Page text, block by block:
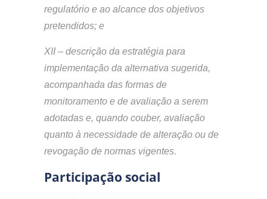
regulatório e ao alcance dos objetivos
pretendidos; e
XII – descrição da estratégia para
implementação da alternativa sugerida,
acompanhada das formas de
monitoramento e de avaliação a serem
adotadas e, quando couber, avaliação
quanto à necessidade de alteração ou de
revogação de normas vigentes.
Participação social